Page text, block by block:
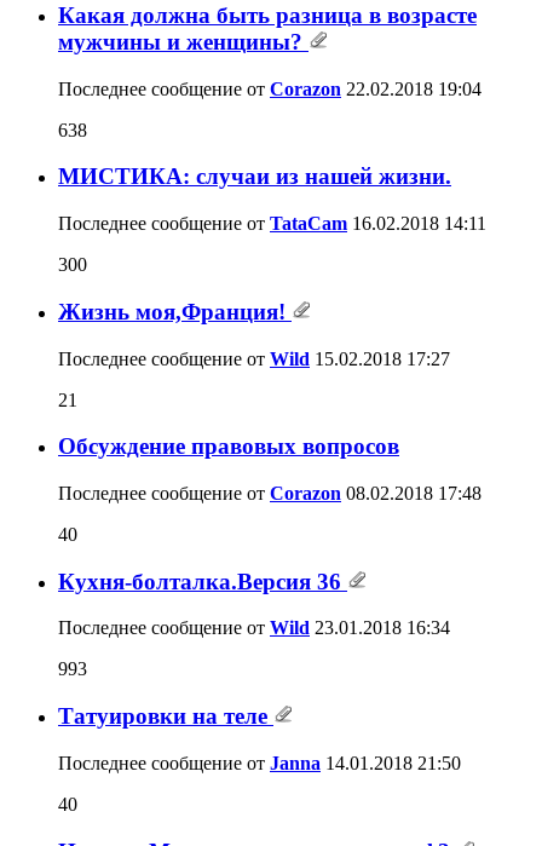
Какая должна быть разница в возрасте
мужчины и женщины?
Последнее сообщение от Corazon 22.02.2018 19:04
638
МИСТИКА: случаи из нашей жизни.
Последнее сообщение от TataCam 16.02.2018 14:11
300
Жизнь моя,Франция!
Последнее сообщение от Wild 15.02.2018 17:27
21
Обсуждение правовых вопросов
Последнее сообщение от Corazon 08.02.2018 17:48
40
Кухня-болталка.Версия 36
Последнее сообщение от Wild 23.01.2018 16:34
993
Татуировки на теле
Последнее сообщение от Janna 14.01.2018 21:50
40